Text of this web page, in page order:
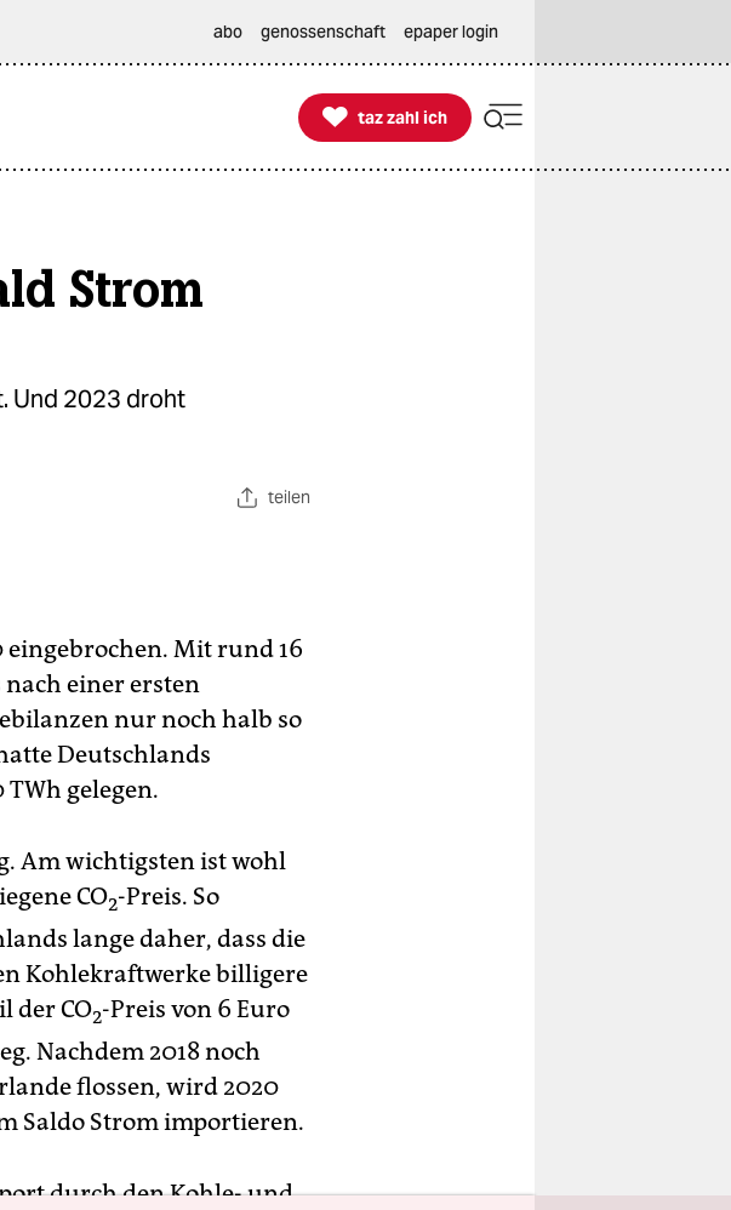
abo genossenschaft epaper login

taz zahl ich
taz zahl ich
Strom
Und 2023 droht
teilen
Mit rund 16
einer ersten
nur noch halb so
Deutschlands
gelegen.
Am wichtigsten ist wohl
CO2-Preis. So
lange daher, dass die
Kohlekraftwerke billigere
der CO2-Preis von 6 Euro
Nachdem 2018 noch
flossen, wird 2020
Saldo Strom importieren.
durch den Kohle- und